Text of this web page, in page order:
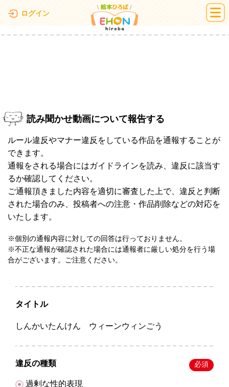
ログイン 絵本ひろば
読み聞かせ動画について報告する
ルール違反やマナー違反をしている作品を通報することが
できます。
通報をされる場合にはガイドラインを読み、違反に該当す
るか確認してください。
ご通報頂きました内容を適切に審査した上で、違反と判断
された場合のみ、投稿者への注意・作品削除などの対応を
いたします。
※個別の通報内容に対しての回答は行っておりません。
※不正な通報が確認された場合には通報者に厳しい処分を行う場
合がございます。ご注意ください。
タイトル
しんかいたんけん ウィーンウィンごう
違反の種類 必須
過剰な性的表現